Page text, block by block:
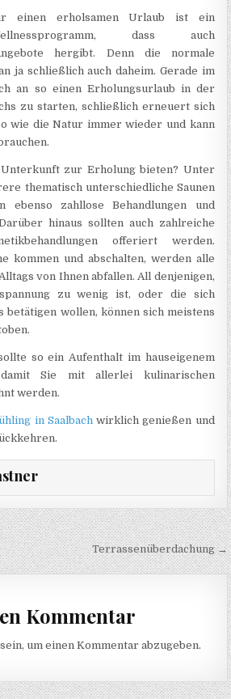
einen erholsamen Urlaub ist ein
dass auch
hergibt. Denn die normale
ja schließlich auch daheim. Gerade im
an so einen Erholungsurlaub in der
zu starten, schließlich erneuert sich
wie die Natur immer wieder und kann
zur Erholung bieten? Unter
thematisch unterschiedliche Saunen
ebenso zahllose Behandlungen und
hinaus sollten auch zahlreiche
offeriert werden.
kommen und abschalten, werden alle
von Ihnen abfallen. All denjenigen,
zu wenig ist, oder die sich
betätigen wollen, können sich meistens
so ein Aufenthalt im hauseigenem
damit Sie mit allerlei kulinarischen
werden.
in Saalbachwirklich genießen und
Terrassenüberdachung →
Kommentar
sein, um einen Kommentar abzugeben.